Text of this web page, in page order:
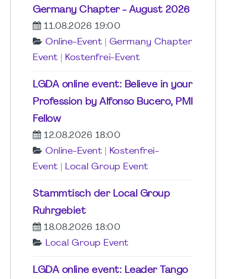
Germany Chapter - August 2026
11.08.2026 19:00
Online-Event
Germany Chapter
Event
Kostenfrei-Event
LGDA online event: Believe in your
Profession by Alfonso Bucero, PMI
Fellow
12.08.2026 18:00
Online-Event
Kostenfrei-
Event
Local Group Event
Stammtisch der Local Group
Ruhrgebiet
18.08.2026 18:00
Local Group Event
LGDA online event: Leader Tango